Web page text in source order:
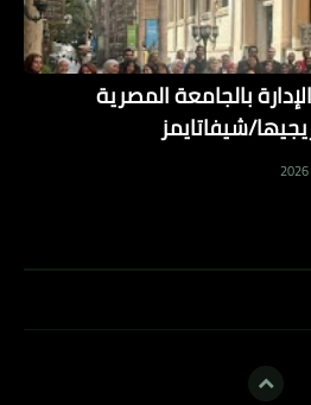
بالجامعة المصرية
شيفاتايمز